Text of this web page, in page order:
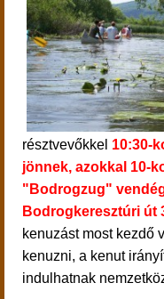
résztvevőkkel 10:30-
jönnek, azokkal 10-
"Bodrogzug"
Bodrogkeresztúri út
kenuzást most kezdő
kenuzni, a kenut
indulhatnak